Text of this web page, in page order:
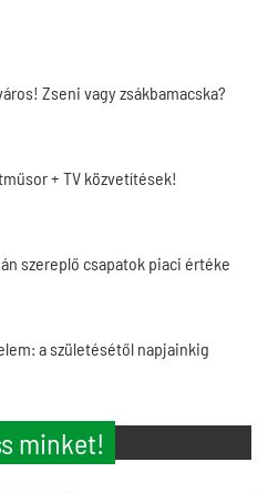
Zseni vagy zsákbamacska?
+ TV közvetítések!
szereplő csapatok piaci értéke
a születésétől napjainkig
minket!